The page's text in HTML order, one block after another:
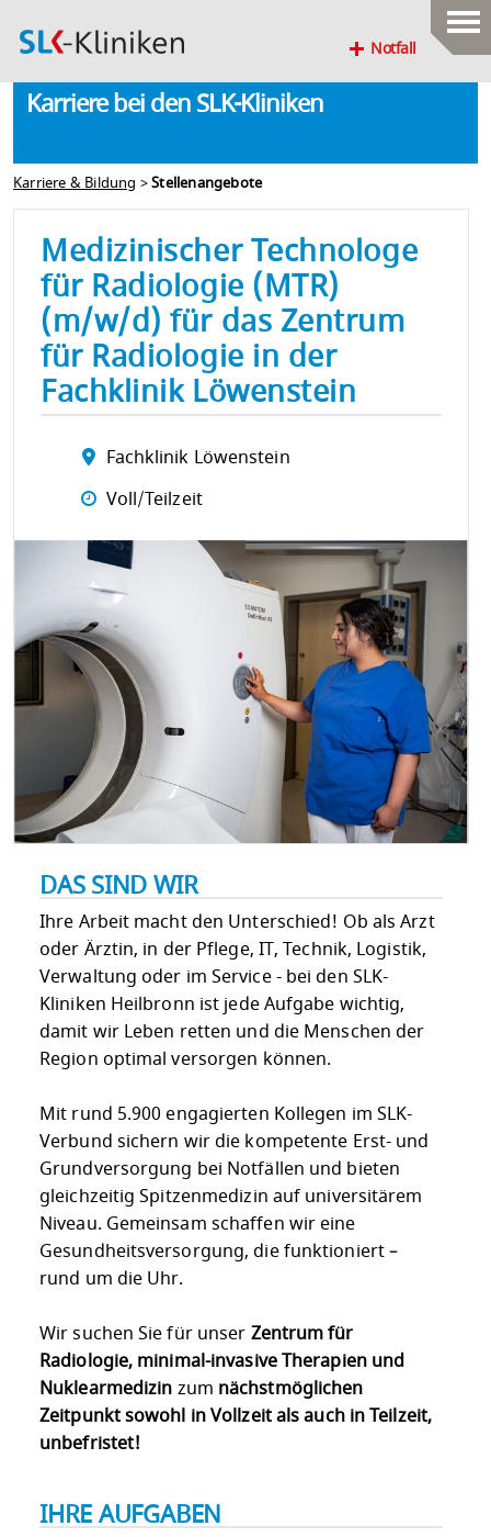
Notfall
Karriere bei den SLK-Kliniken
Karriere & Bildung >Stellenangebote
Medizinischer Technologe
für Radiologie (MTR)
(m/w/d) für das Zentrum
für Radiologie in der
Fachklinik Löwenstein
Fachklinik Löwenstein
Voll/Teilzeit
DAS SIND WIR
Ihre Arbeit macht den Unterschied! Ob als Arzt
oder Ärztin, in der Pflege, IT, Technik, Logistik,
Verwaltung oder im Service - bei den SLK-
Kliniken Heilbronn ist jede Aufgabe wichtig,
damit wir Leben retten und die Menschen der
Region optimal versorgen können.
Mit rund 5.900 engagierten Kollegen im SLK-
Verbund sichern wir die kompetente Erst- und
Grundversorgung bei Notfällen und bieten
gleichzeitig Spitzenmedizin auf universitärem
Niveau. Gemeinsam schaffen wir eine
Gesundheitsversorgung, die funktioniert –
rund um die Uhr.
Wir suchen Sie für unser Zentrum für
Radiologie, minimal-invasive Therapien und
Nuklearmedizin zum nächstmöglichen
Zeitpunkt sowohl in Vollzeit als auch in Teilzeit,
unbefristet!
IHRE AUFGABEN